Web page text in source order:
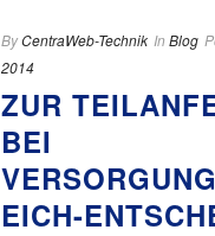
ByCentraWeb-Technik In Blog
2014
ZUR
BEI
EICH-